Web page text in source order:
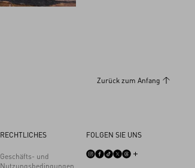
Zurück zum Anfang
RECHTLICHES
Geschäfts- und
Nutzungsbedingungen
FOLGEN SIE UNS